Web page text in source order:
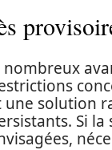
une solution
Si la